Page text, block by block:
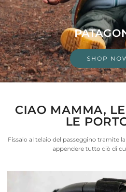
SHOP
CIAO MAMMA,
LE
Fissalo al telaio del passeggino tramite
appendere tutto ciò di